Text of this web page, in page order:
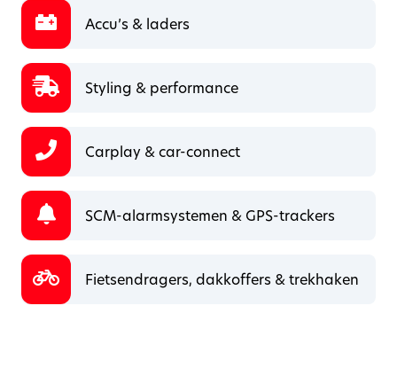
Accu’s & laders
Styling & performance
Carplay & car-connect
SCM-alarmsystemen & GPS-trackers
Fietsendragers, dakkoffers & trekhaken